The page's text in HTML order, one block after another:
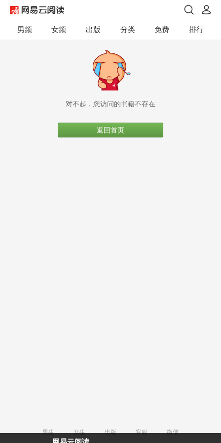
男频 女频 出版 分类 免费 排行
对不起，您访问的书籍不存在
返回首页
男生 女生 出版 客服
微信